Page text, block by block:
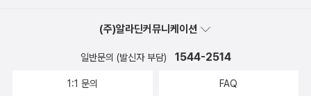
(주)알라딘커뮤니케이션
일반문의 (발신자 부담) 1544-2514
1:1 문의 FAQ